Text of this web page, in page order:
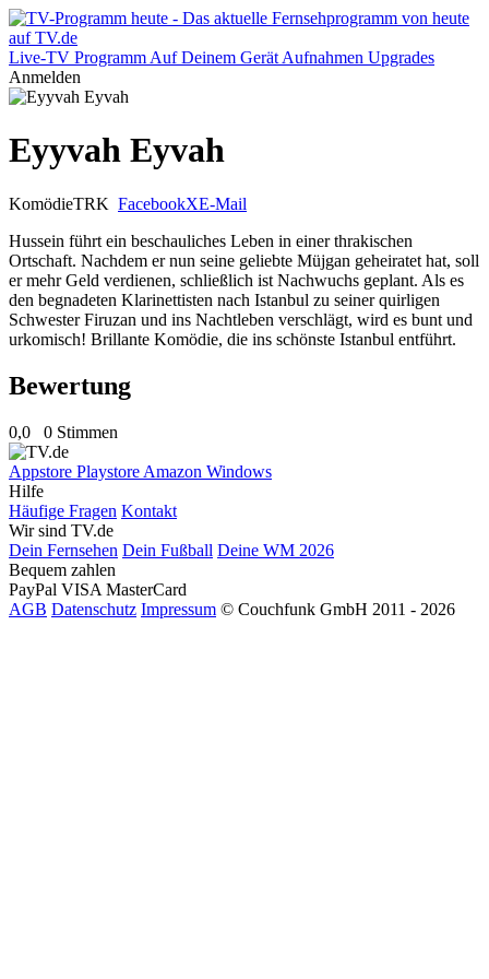
Live-TV Programm Auf Deinem Gerät Aufnahmen Upgrades
Anmelden
Eyyvah Eyvah
KomödieTRK FacebookXE-Mail
Hussein führt ein beschauliches Leben in einer thrakischen
Ortschaft. Nachdem er nun seine geliebte Müjgan geheiratet hat, soll
er mehr Geld verdienen, schließlich ist Nachwuchs geplant. Als es
den begnadeten Klarinettisten nach Istanbul zu seiner quirligen
Schwester Firuzan und ins Nachtleben verschlägt, wird es bunt und
urkomisch! Brillante Komödie, die ins schönste Istanbul entführt.
Bewertung
0,0 0 Stimmen
Appstore Playstore Amazon Windows
Hilfe
Häufige Fragen Kontakt
Wir sind TV.de
Dein Fernsehen Dein Fußball Deine WM 2026
Bequem zahlen
PayPal VISA MasterCard
AGB Datenschutz Impressum © Couchfunk GmbH 2011 - 2026